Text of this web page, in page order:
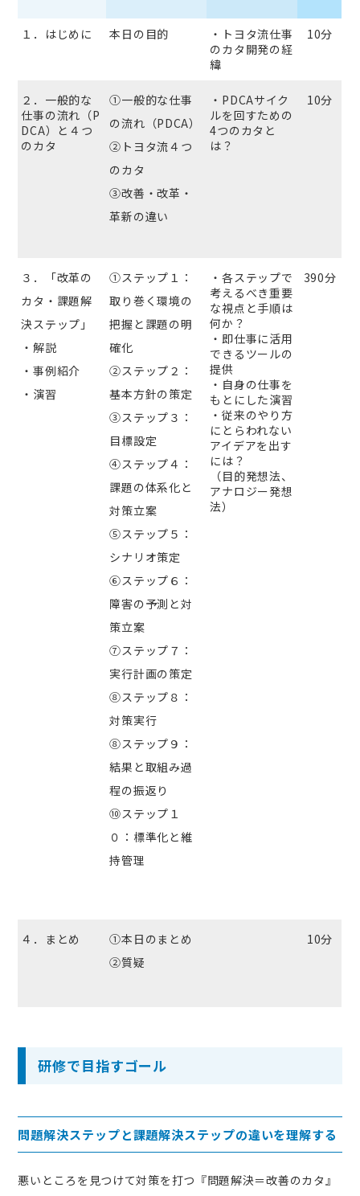
１．はじめに 本日の目的
・トヨタ流仕事
のカタ開発の経
緯
10分
２．一般的な
仕事の流れ（P
DCA）と４つ
のカタ
①一般的な仕事
の流れ（PDCA）
②トヨタ流４つ
のカタ
③改善・改革・
革新の違い
・PDCAサイク
ルを回すための
4つのカタと
は？
10分
３．「改革の
カタ・課題解
決ステップ」
・解説
・事例紹介
・演習
①ステップ１：
取り巻く環境の
把握と課題の明
確化
②ステップ２：
基本方針の策定
③ステップ３：
目標設定
④ステップ４：
課題の体系化と
対策立案
⑤ステップ５：
シナリオ策定
⑥ステップ６：
障害の予測と対
策立案
⑦ステップ７：
実行計画の策定
⑧ステップ８：
対策実行
⑧ステップ９：
結果と取組み過
程の振返り
⑩ステップ１
０：標準化と維
持管理
・各ステップで
考えるべき重要
な視点と手順は
何か？
・即仕事に活用
できるツールの
提供
・自身の仕事を
もとにした演習
・従来のやり方
にとらわれない
アイデアを出す
には？
（目的発想法、
アナロジー発想
法）
390分
４．まとめ
①本日のまとめ
②質疑
10分
研修で目指すゴール
問題解決ステップと課題解決ステップの違いを理解する
悪いところを見つけて対策を打つ『問題解決＝改善のカタ』